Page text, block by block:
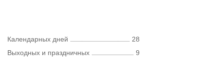
Календарных дней
28
Выходных и праздничных
9